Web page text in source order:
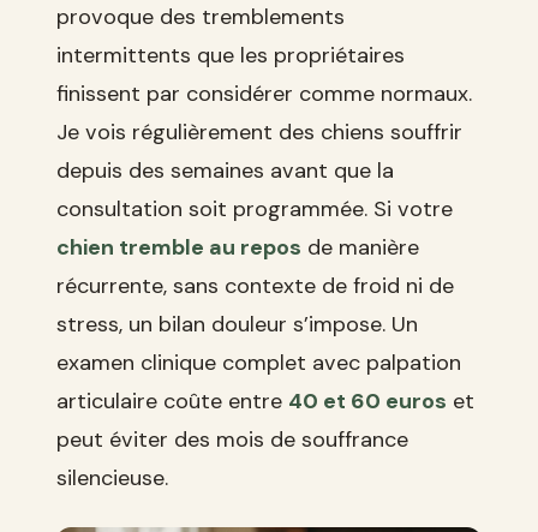
provoque des tremblements
intermittents que les propriétaires
finissent par considérer comme normaux.
Je vois régulièrement des chiens souffrir
depuis des semaines avant que la
consultation soit programmée. Si votre
chien tremble au repos de manière
récurrente, sans contexte de froid ni de
stress, un bilan douleur s’impose. Un
examen clinique complet avec palpation
articulaire coûte entre 40 et 60 euros et
peut éviter des mois de souffrance
silencieuse.